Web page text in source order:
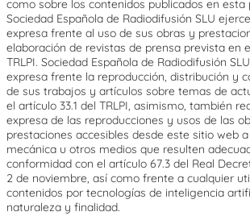
como sobre los contenidos publicados en esta
Sociedad Española de Radiodifusión SLU
expresa frente al uso de sus obras y
elaboración de revistas de prensa prevista en
TRLPI. Sociedad Española de Radiodifusión
expresa frente la reproducción, distribución y
de sus trabajos y artículos sobre temas de
el artículo 33.1 del TRLPI, asimismo, también
expresa de las reproducciones y usos de las
prestaciones accesibles desde este sitio web
mecánica u otros medios que resulten
conformidad con el artículo 67.3 del Real
2 de noviembre, así como frente a cualquier
contenidos por tecnologías de inteligencia
naturaleza y finalidad.